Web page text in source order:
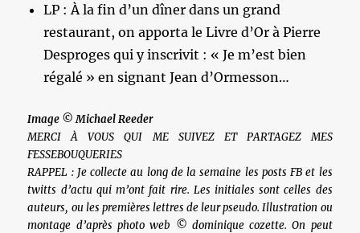
LP : À la fin d’un dîner dans un grand
restaurant, on apporta le Livre d’Or à Pierre
Desproges qui y inscrivit : « Je m’est bien
régalé » en signant Jean d’Ormesson…
Image © Michael Reeder
MERCI À VOUS QUI ME SUIVEZ ET PARTAGEZ MES
FESSEBOUQUERIES
RAPPEL : Je collecte au long de la semaine les posts FB et les
twitts d’actu qui m’ont fait rire. Les initiales sont celles des
auteurs, ou les premières lettres de leur pseudo. Illustration ou
montage d’après photo web © dominique cozette. On peut